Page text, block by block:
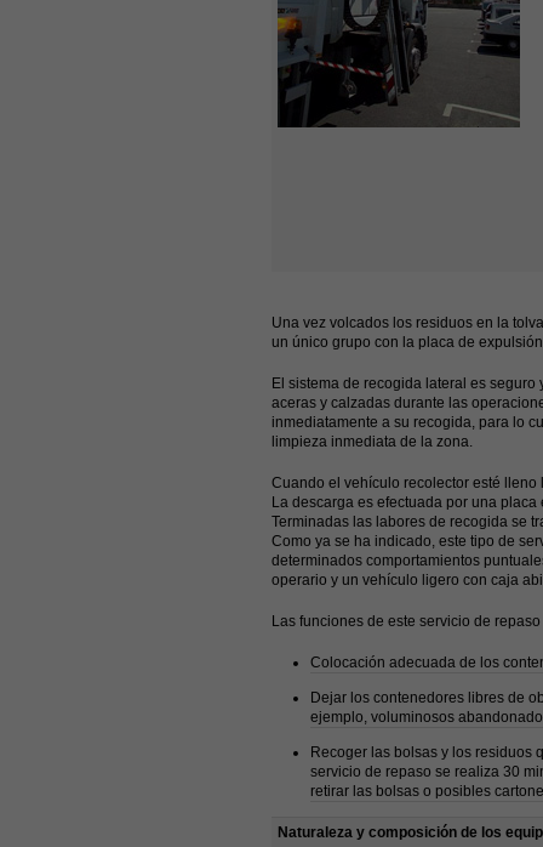
Una vez volcados los residuos en la
un único grupo con la placa de
El sistema de recogida lateral es
aceras y calzadas durante las
inmediatamente a su recogida, para lo
limpieza inmediata de la zona.
Cuando el vehículo recolector esté
La descarga es efectuada por una
Terminadas las labores de recogida se
Como ya se ha indicado, este tipo de
determinados comportamientos
operario y un vehículo ligero con caja
Las funciones de este servicio de
Colocación adecuada de los
Dejar los contenedores libres de
ejemplo, voluminosos
Recoger las bolsas y los residuos
servicio de repaso se realiza 30
retirar las bolsas o posibles
Naturaleza y composición de los